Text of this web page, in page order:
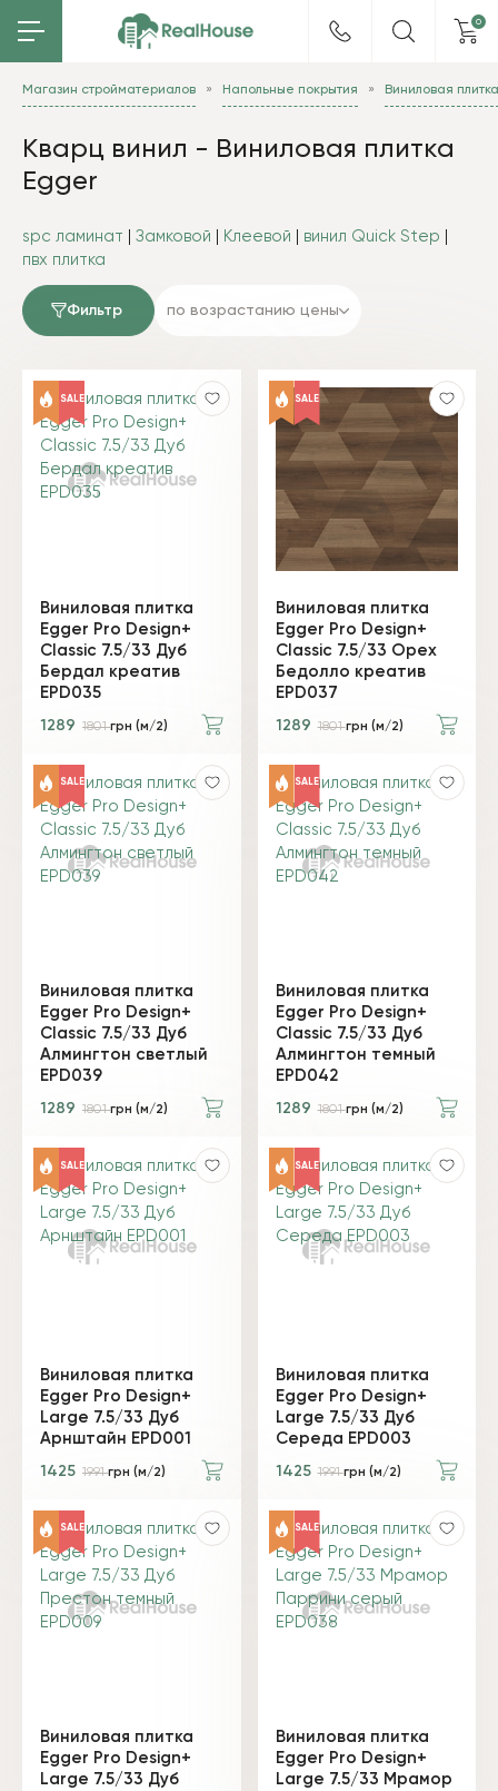
0
Магазин стройматериалов Напольные покрытия Виниловая плитка
Кварц винил - Виниловая плитка
Egger
spc ламинат Замковой Клеевой винил Quick Step
пвх плитка
Фильтр по возрастанию цены
SALE
Виниловая плитка
Egger Pro Design+
Classic 7.5/33 Дуб
Бердал креатив
EPD035
1289 1801грн (м/2)
SALE
Виниловая плитка
Egger Pro Design+
Classic 7.5/33 Орех
Бедолло креатив
EPD037
1289 1801грн (м/2)
SALE
Виниловая плитка
Egger Pro Design+
Classic 7.5/33 Дуб
Алмингтон светлый
EPD039
1289 1801грн (м/2)
SALE
Виниловая плитка
Egger Pro Design+
Classic 7.5/33 Дуб
Алмингтон темный
EPD042
1289 1801грн (м/2)
SALE
Виниловая плитка
Egger Pro Design+
Large 7.5/33 Дуб
Арнштайн EPD001
1425 1991грн (м/2)
SALE
Виниловая плитка
Egger Pro Design+
Large 7.5/33 Дуб
Середа EPD003
1425 1991грн (м/2)
SALE
Виниловая плитка
Egger Pro Design+
Large 7.5/33 Дуб
SALE
Виниловая плитка
Egger Pro Design+
Large 7.5/33 Мрамор